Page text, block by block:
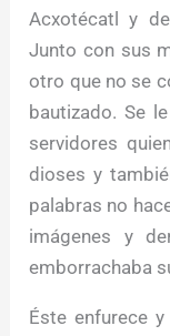
Acxotécatl y
Junto con sus
otro que no se
bautizado. Se
servidores
dioses y
palabras no
imágenes y
emborrachaba
Éste enfurece